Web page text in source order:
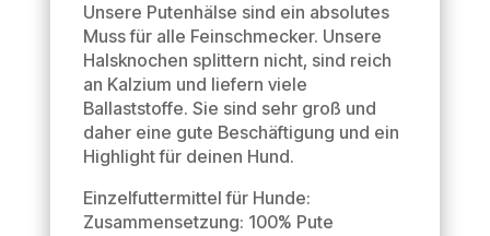
Unsere Putenhälse sind ein absolutes
Muss für alle Feinschmecker. Unsere
Halsknochen splittern nicht, sind reich
an Kalzium und liefern viele
Ballaststoffe. Sie sind sehr groß und
daher eine gute Beschäftigung und ein
Highlight für deinen Hund.
Einzelfuttermittel für Hunde:
Zusammensetzung: 100% Pute